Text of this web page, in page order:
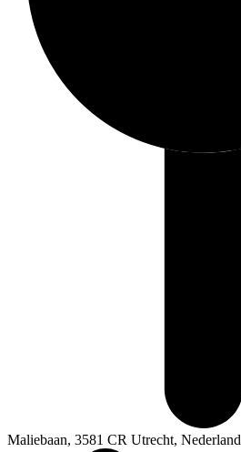
Maliebaan, 3581 CR Utrecht, Nederland